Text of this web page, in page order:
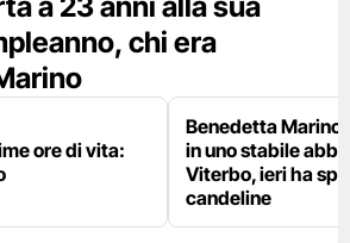
chi era
ore di vita:
Benedetta Marino
in uno stabile
Viterbo, ieri ha
candeline